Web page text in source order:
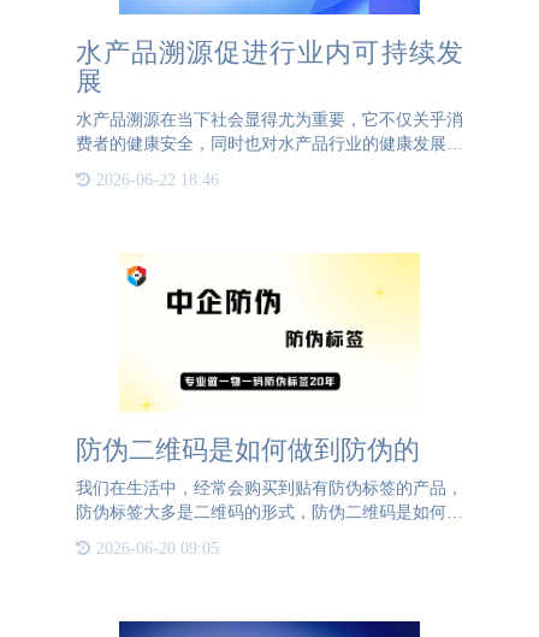
水产品溯源促进行业内可持续发
展
水产品溯源在当下社会显得尤为重要，它不仅关乎消
费者的健康安全，同时也对水产品行业的健康发展起
到了关键作用。通过溯源技术，可以实现对水产品从
产地、养殖、加工、运输到销售等全过程的可追溯管
2026-06-22 18:46
防伪二维码是如何做到防伪的
我们在生活中，经常会购买到贴有防伪标签的产品，
防伪标签大多是二维码的形式，防伪二维码是如何做
二维码不单单是普通二维码添加了防伪信息而已，实
2026-06-20 09:05